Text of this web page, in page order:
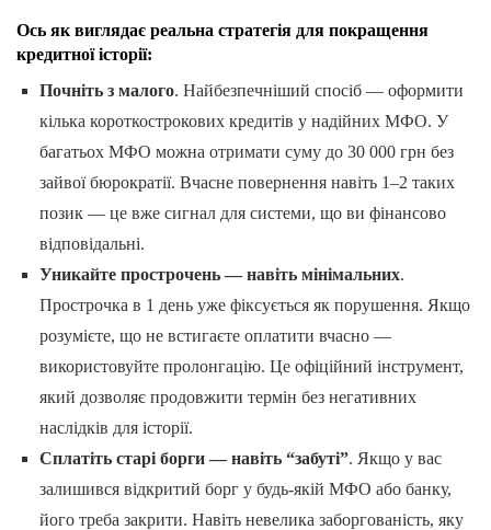
Ось як виглядає реальна стратегія для покращення
кредитної історії:
Почніть з малого. Найбезпечніший спосіб — оформити
кілька короткострокових кредитів у надійних МФО. У
багатьох МФО можна отримати суму до 30 000 грн без
зайвої бюрократії. Вчасне повернення навіть 1–2 таких
позик — це вже сигнал для системи, що ви фінансово
відповідальні.
Уникайте прострочень — навіть мінімальних.
Прострочка в 1 день уже фіксується як порушення. Якщо
розумієте, що не встигаєте оплатити вчасно —
використовуйте пролонгацію. Це офіційний інструмент,
який дозволяє продовжити термін без негативних
наслідків для історії.
Сплатіть старі борги — навіть “забуті”. Якщо у вас
залишився відкритий борг у будь-якій МФО або банку,
його треба закрити. Навіть невелика заборгованість, яку